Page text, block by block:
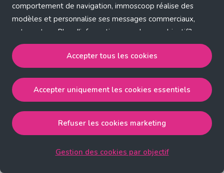
comportement de navigation, immoscoop réalise des
modèles et personnalise ses messages commerciaux,
entre autres. Plus d'informations sur chaque objectif?
Cliquez sur 'Gestion des cookies par objectif'.
Notre politique de cookies
Accepter tous les cookies
strictement nécessaires, performance, fonctionnalité et
publicité ciblée.
Accepter uniquement les cookies essentielsaccepte
les cookies strictement nécessaires.
Accepter tous les cookies
Accepter uniquement les cookies essentiels
Refuser les cookies marketing
Gestion des cookies par objectif